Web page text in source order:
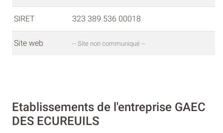
SIRET 323 389 536 00018
Site web -- Site non communiqué --
Etablissements de l'entreprise GAEC
DES ECUREUILS